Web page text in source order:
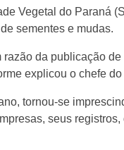
Vegetal do Paraná
sementes e mudas.
da publicação
explicou o chefe
tornou-se
seus